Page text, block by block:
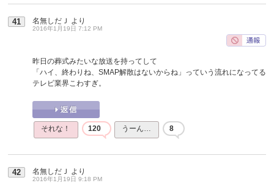
41 名無しだＪ より
2016年1月19日 7:12 PM
昨日の葬式みたいな放送を持ってして
「ハイ、終わりね、SMAP解散はないからね」っていう流れになってる
テレビ業界こわすぎ。
それな！ 120 うーん… 8
42 名無しだＪ より
2016年1月19日 9:18 PM